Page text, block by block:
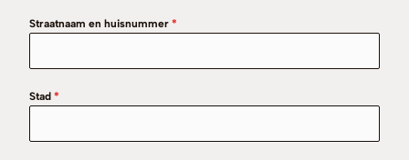
Straatnaam en huisnummer *
Stad *